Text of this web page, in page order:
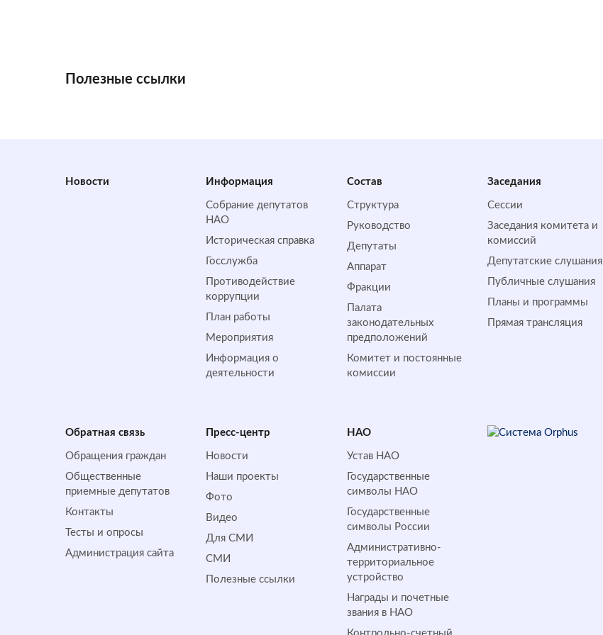
Полезные ссылки
Новости Информация
Собрание депутатов
НАО
Историческая справка
Госслужба
Противодействие
коррупции
План работы
Мероприятия
Информация о
деятельности
Состав
Структура
Руководство
Депутаты
Аппарат
Фракции
Палата
законодательных
предположений
Комитет и постоянные
комиссии
Заседания
Сессии
Заседания комитета и
комиссий
Депутатские слушания
Публичные слушания
Планы и программы
Прямая трансляция
Обратная cвязь
Обращения граждан
Общественные
приемные депутатов
Контакты
Тесты и опросы
Администрация сайта
Пресс-центр
Новости
Наши проекты
Фото
Видео
Для СМИ
СМИ
Полезные ссылки
НАО
Устав НАО
Государственные
символы НАО
Государственные
символы России
Административно-
территориальное
устройство
Награды и почетные
звания в НАО